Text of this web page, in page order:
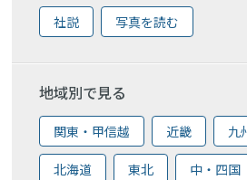
社説 写真を読む
地域別で見る
関東・甲信越 近畿 九
北海道 東北 中・四国